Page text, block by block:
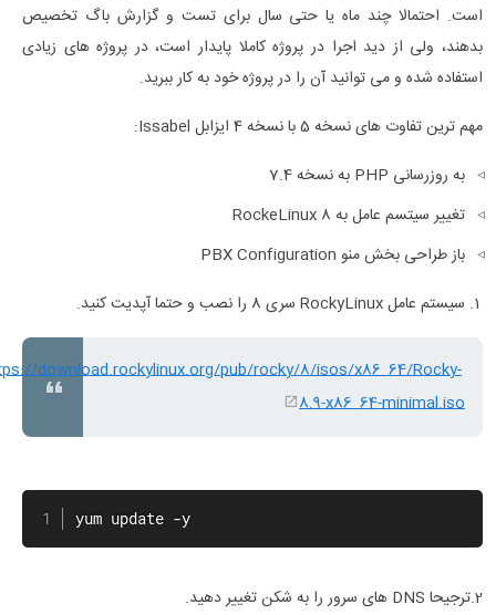
است. احتمالا چند ماه یا حتی سال برای تست و گزارش باگ تخصیص
بدهند، ولی از دید اجرا در پروژه کاملا پایدار است، در پروژه های زیادی
استفاده شده و می توانید آن را در پروژه خود به کار ببرید.
مهم ترین تفاوت های نسخه 5 با نسخه 4 ایزابل Issabel:
به روزرسانی PHP به نسخه 7.4
تغییر سیتسم عامل به RockeLinux 8
باز طراحی بخش منو PBX Configuration
سیستم عامل RockyLinux سری 8 را نصب و حتما آپدیت کنید.
download.rockylinux.org/pub/rocky/8/isos/x86_64/Rocky-
8.9-x86_64-minimal.iso
yum update -y
2.ترجیحا DNS های سرور را به شکن تغییر دهید.